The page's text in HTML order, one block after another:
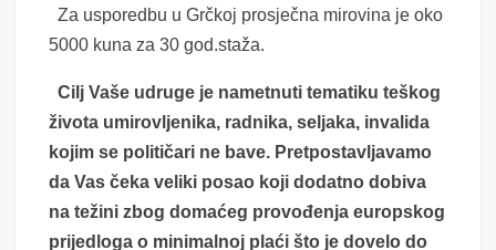
Za usporedbu u Grčkoj prosječna mirovina je oko
5000 kuna za 30 god.staža.
Cilj Vaše udruge je nametnuti tematiku teškog
života umirovljenika, radnika, seljaka, invalida
kojim se političari ne bave. Pretpostavljavamo
da Vas čeka veliki posao koji dodatno dobiva
na težini zbog domaćeg provođenja europskog
prijedloga o minimalnoj plaći što je dovelo do